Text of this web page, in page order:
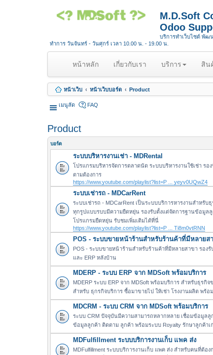
M.D.Soft
Odoo
บริการทำเว็บไซต์ พัฒ
ทำการ วันจันทร์ - วันศุกร์ เวลา 10.00 น. - 19.00 น.
หน้าหลัก(
u
r
เกี่ยวกับเรา บริการ สิน
หน้าเว็บ หน้าเว็บบอร์ด Product
เมนูลัด FAQ
Product
บอร์ด
ระบบบริหารงานเช่า - MDRental
โปรแกรมบริหารจัดการตลาดนัด ระบบบริหารงานใช้เช่า ร
ตามต้องการ
https://www.youtube.com/playlist?list=P ... yeyv0UQwZ4
ระบบเช่ารถ - MDCarRent
ระบบเช่ารถ - MDCarRent เป็นระบบบริการหารงานสำหรั
ทุกรูปแบบรบบมีความยืดหยุ่น รองรับตั้งแต่จัดการฐานข้อมูลลู
โปรแกรมยืดหยุ่น รับชมเพิ่มเติมได้ที่นี่
https://www.youtube.com/playlist?list=P ... Ti8m0vtRNN
POS - ระบบขายหน้าร้านสำหรับร้านค้าที่มีหลายส
POS - ระบบขายหน้าร้านสำหรับร้านค้าที่มีหลายสาขา รอง
และ ERP หลังบ้าน
MDERP - ระบบ ERP จาก MDSoft พร้อมบริการ
MDERP ระบบ ERP จาก MDSoft พร้อมบริการ สำหรับธุรกิ
สำหรับ ธุกรกิจบริการ ซื้อมาขายไป ให้เช่า โรงงานผลิต พร้
MDCRM - ระบบ CRM จาก MDSoft พร้อมบริการ
ระบบ CRM ปัจจุบันมีความสามารถหลากหลาย เชื่อมข้อมูลลู
ข้อมูลลูกค้า ติดตาม ลูกค้า พร้อมระบบ Royalty รักษาลูกค้าเ
MDFulfillment ระบบบริการงานเก็บ แพค ส่ง
MDFulfillment ระบบบริการงานเก็บ แพค ส่ง สำหรับคนที่ต้อง